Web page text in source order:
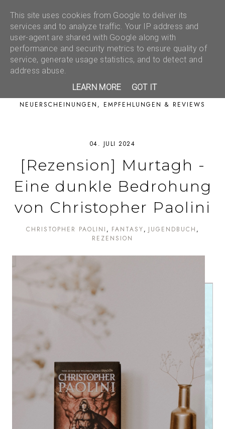
NEUERSCHEINUNGEN, EMPFEHLUNGEN & REVIEWS
04. JULI 2024
[Rezension] Murtagh -
Eine dunkle Bedrohung
von Christopher Paolini
CHRISTOPHER PAOLINI FANTASY
JUGENDBUCH
REZENSION
This site uses cookies from Google to deliver its
services and to analyze traffic. Your IP address and
user-agent are shared with Google along with
performance and security metrics to ensure quality of
service, generate usage statistics, and to detect and
address abuse.
LEARN MORE
GOT IT